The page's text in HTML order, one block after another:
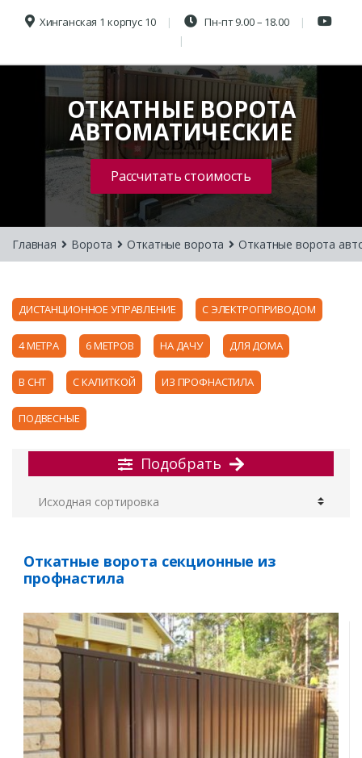
Хинганская 1 корпус 10 Пн-пт 9.00 – 18.00
ОТКАТНЫЕ ВОРОТА
АВТОМАТИЧЕСКИЕ
Рассчитать стоимость
Главная Ворота Откатные ворота Откатные ворота
ДИСТАНЦИОННОЕ УПРАВЛЕНИЕ С ЭЛЕКТРОПРИВОДОМ
4 МЕТРА 6 МЕТРОВ НА ДАЧУ ДЛЯ ДОМА
В СНТ С КАЛИТКОЙ ИЗ ПРОФНАСТИЛА
ПОДВЕСНЫЕ
Подобрать
Откатные ворота секционные из
профнастила